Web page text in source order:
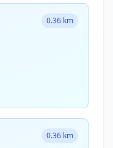
0.36 km
0.36 km